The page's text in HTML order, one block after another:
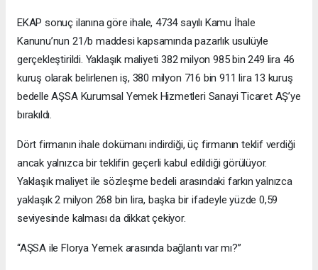
EKAP sonuç ilanına göre ihale, 4734 sayılı Kamu İhale
Kanunu’nun 21/b maddesi kapsamında pazarlık usulüyle
gerçekleştirildi. Yaklaşık maliyeti 382 milyon 985 bin 249 lira 46
kuruş olarak belirlenen iş, 380 milyon 716 bin 911 lira 13 kuruş
bedelle AŞSA Kurumsal Yemek Hizmetleri Sanayi Ticaret AŞ’ye
bırakıldı.
Dört firmanın ihale dokümanı indirdiği, üç firmanın teklif verdiği
ancak yalnızca bir teklifin geçerli kabul edildiği görülüyor.
Yaklaşık maliyet ile sözleşme bedeli arasındaki farkın yalnızca
yaklaşık 2 milyon 268 bin lira, başka bir ifadeyle yüzde 0,59
seviyesinde kalması da dikkat çekiyor.
“AŞSA ile Florya Yemek arasında bağlantı var mı?”